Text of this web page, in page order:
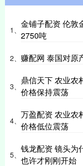
1、
金铺子配资 伦敦
2750吨
2、 赚配网 泰国对原
3、
鼎信天下 农业农
价格保持震荡
4、
万盈配资 农业农
价格低位震荡
5、
钱龙配资 镜头为
也许才刚刚开始